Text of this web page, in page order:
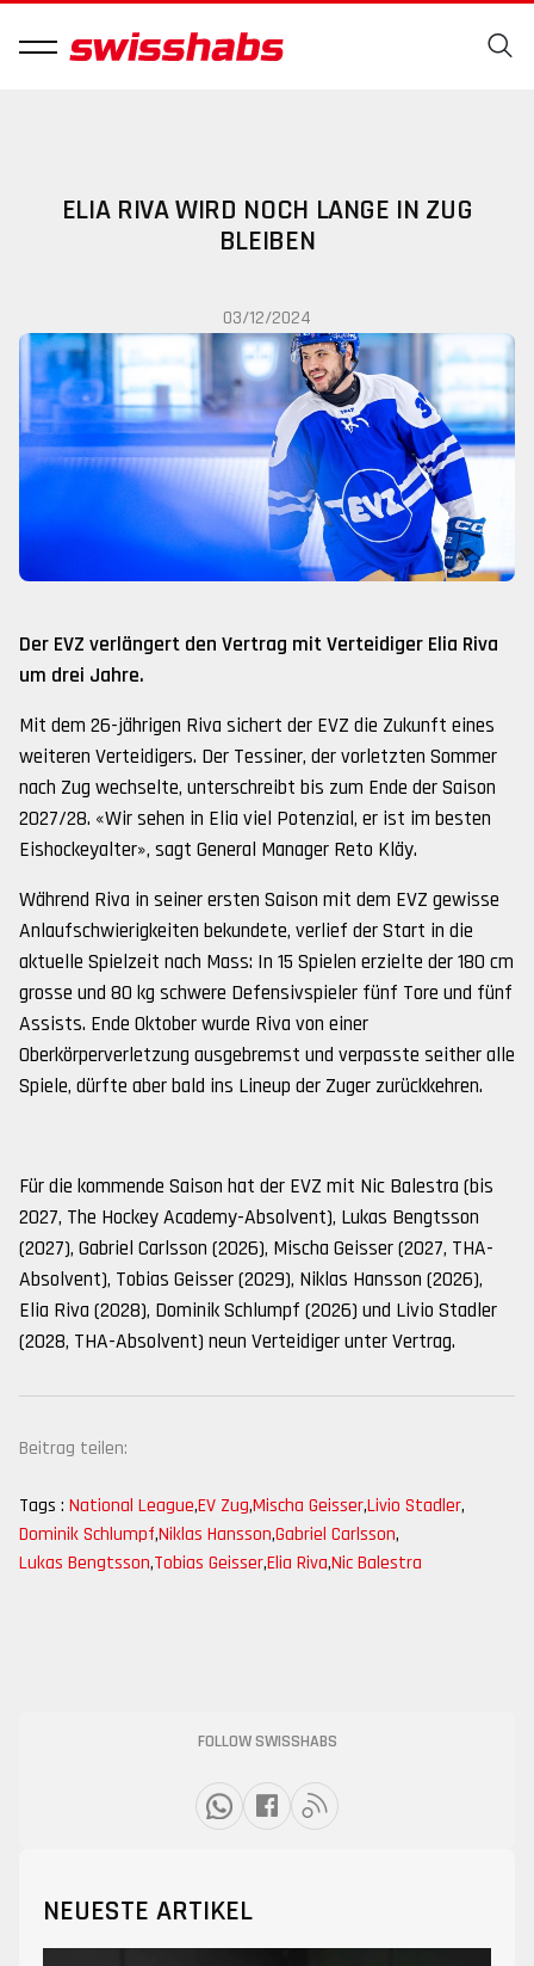
ELIA RIVA WIRD NOCH LANGE IN ZUG
BLEIBEN
03/12/2024
Der EVZ verlängert den Vertrag mit Verteidiger Elia Riva
um drei Jahre.
Mit dem 26-jährigen Riva sichert der EVZ die Zukunft eines
weiteren Verteidigers. Der Tessiner, der vorletzten Sommer
nach Zug wechselte, unterschreibt bis zum Ende der Saison
2027/28. «Wir sehen in Elia viel Potenzial, er ist im besten
Eishockeyalter», sagt General Manager Reto Kläy.
Während Riva in seiner ersten Saison mit dem EVZ gewisse
Anlaufschwierigkeiten bekundete, verlief der Start in die
aktuelle Spielzeit nach Mass: In 15 Spielen erzielte der 180 cm
grosse und 80 kg schwere Defensivspieler fünf Tore und fünf
Assists. Ende Oktober wurde Riva von einer
Oberkörperverletzung ausgebremst und verpasste seither alle
Spiele, dürfte aber bald ins Lineup der Zuger zurückkehren.
Für die kommende Saison hat der EVZ mit Nic Balestra (bis
2027, The Hockey Academy-Absolvent), Lukas Bengtsson
(2027), Gabriel Carlsson (2026), Mischa Geisser (2027, THA-
Absolvent), Tobias Geisser (2029), Niklas Hansson (2026),
Elia Riva (2028), Dominik Schlumpf (2026) und Livio Stadler
(2028, THA-Absolvent) neun Verteidiger unter Vertrag.
Beitrag teilen:
Tags : National League,EV Zug,Mischa Geisser,Livio Stadler,
Dominik Schlumpf,Niklas Hansson,Gabriel Carlsson,
Lukas Bengtsson,Tobias Geisser,Elia Riva,Nic Balestra
FOLLOW SWISSHABS
NEUESTE ARTIKEL